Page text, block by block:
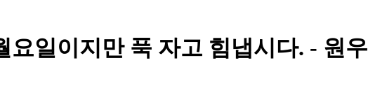
일이지만 푹 자고 힘냅시다. - 원우